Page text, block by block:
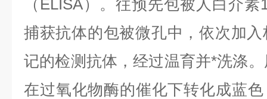
（ELISA）。往预先包被人白介
捕获抗体的包被微孔中，依次加
记的检测抗体，经过温育并*洗涤
在过氧化物酶的催化下转化成蓝